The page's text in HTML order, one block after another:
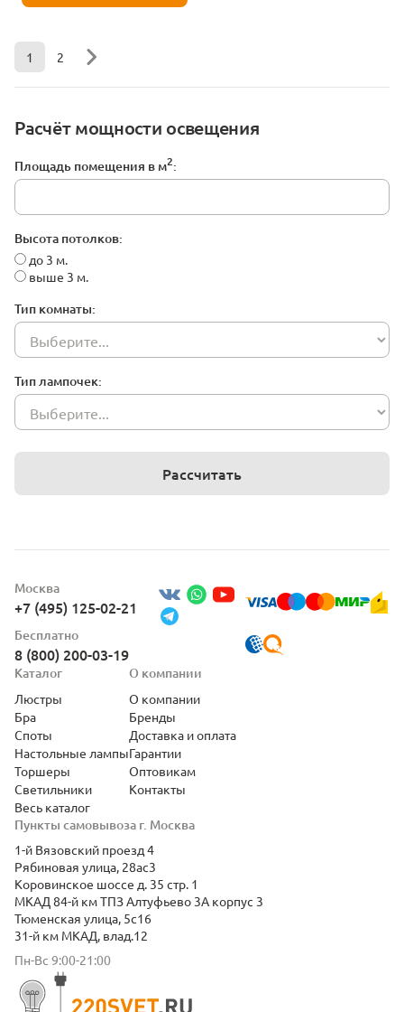
Расчёт мощности освещения
Площадь помещения в м2:
Высота потолков:
до 3 м.
выше 3 м.
Тип комнаты:
Тип лампочек:
Рассчитать
1 2
Москва
+7 (495) 125-02-21
Бесплатно
8 (800) 200-03-19
Пункты самовывоза г. Москва
1-й Вязовский проезд 4
Рябиновая улица, 28ас3
Коровинское шоссе д. 35 стр. 1
МКАД 84-й км ТПЗ Алтуфьево 3А корпус 3
Тюменская улица, 5с16
31-й км МКАД, влад.12
Пн-Вс 9:00-21:00
Каталог
Люстры
Бра
Споты
Настольные лампы
Торшеры
Светильники
Весь каталог
О компании
О компании
Бренды
Доставка и оплата
Гарантии
Оптовикам
Контакты